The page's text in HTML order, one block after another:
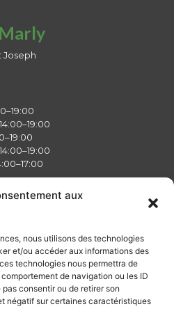
aux
nous utilisons des technologies
et/ou accéder aux informations des
technologies nous permettra de
de navigation ou les ID
consentir ou de retirer son
négatif sur certaines caractéristiques
Joseph